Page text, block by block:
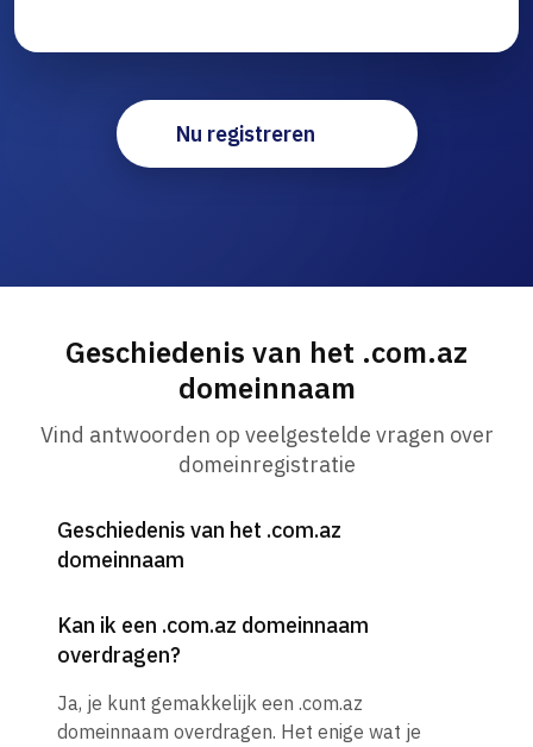
Nu registreren
Geschiedenis van het .com.az
domeinnaam
Vind antwoorden op veelgestelde vragen over
domeinregistratie
Geschiedenis van het .com.az
domeinnaam
Kan ik een .com.az domeinnaam
overdragen?
Ja, je kunt gemakkelijk een .com.az
domeinnaam overdragen. Het enige wat je